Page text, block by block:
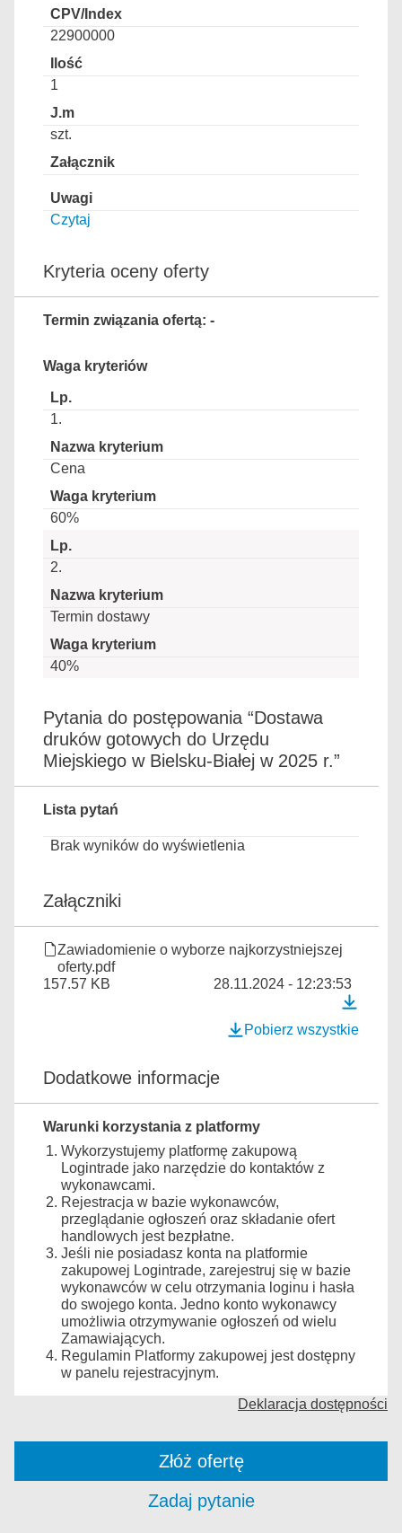
22900000
1
szt.
Czytaj
Kryteria oceny oferty
Termin związania ofertą: -
Waga kryteriów
1.
Cena
60%
2.
Termin dostawy
40%
Pytania do postępowania “Dostawa
druków gotowych do Urzędu
Miejskiego w Bielsku-Białej w 2025 r.”
Lista pytań
Brak wyników do wyświetlenia
Załączniki
Zawiadomienie o wyborze najkorzystniejszej
oferty.pdf
157.57 KB
28.11.2024 - 12:23:53
Pobierz wszystkie
Dodatkowe informacje
Warunki korzystania z platformy
Wykorzystujemy platformę zakupową
Logintrade jako narzędzie do kontaktów z
wykonawcami.
Rejestracja w bazie wykonawców,
przeglądanie ogłoszeń oraz składanie ofert
handlowych jest bezpłatne.
Jeśli nie posiadasz konta na platformie
zakupowej Logintrade, zarejestruj się w bazie
wykonawców w celu otrzymania loginu i hasła
do swojego konta. Jedno konto wykonawcy
umożliwia otrzymywanie ogłoszeń od wielu
Zamawiających.
Regulamin Platformy zakupowej jest dostępny
w panelu rejestracyjnym.
Deklaracja dostępności
Złóż ofertę
Zadaj pytanie